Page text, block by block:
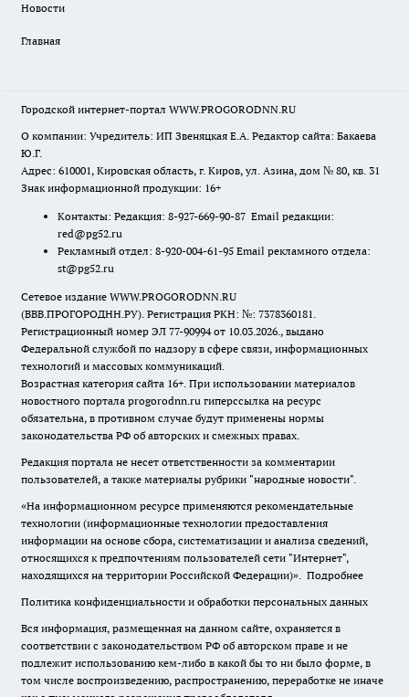
Новости
Главная
Городской интернет-портал WWW.PROGORODNN.RU
О компании: Учредитель: ИП Звеняцкая Е.А. Редактор сайта: Бакаева
Ю.Г.
Адрес: 610001, Кировская область, г. Киров, ул. Азина, дом № 80, кв. 31
Знак информационной продукции: 16+
Контакты: Редакция: 8-927-669-90-87 Email редакции:
red@pg52.ru
Рекламный отдел: 8-920-004-61-95 Email рекламного отдела:
st@pg52.ru
Сетевое издание WWW.PROGORODNN.RU
(ВВВ.ПРОГОРОДНН.РУ). Регистрация РКН: №: 7378360181.
Регистрационный номер ЭЛ 77-90994 от 10.03.2026., выдано
Федеральной службой по надзору в сфере связи, информационных
технологий и массовых коммуникаций.
Возрастная категория сайта 16+. При использовании материалов
новостного портала progorodnn.ru гиперссылка на ресурс
обязательна, в противном случае будут применены нормы
законодательства РФ об авторских и смежных правах.
Редакция портала не несет ответственности за комментарии
пользователей, а также материалы рубрики "народные новости".
«На информационном ресурсе применяются рекомендательные
технологии (информационные технологии предоставления
информации на основе сбора, систематизации и анализа сведений,
относящихся к предпочтениям пользователей сети "Интернет",
находящихся на территории Российской Федерации)». Подробнее
Политика конфиденциальности и обработки персональных данных
Вся информация, размещенная на данном сайте, охраняется в
соответствии с законодательством РФ об авторском праве и не
подлежит использованию кем-либо в какой бы то ни было форме, в
том числе воспроизведению, распространению, переработке не иначе